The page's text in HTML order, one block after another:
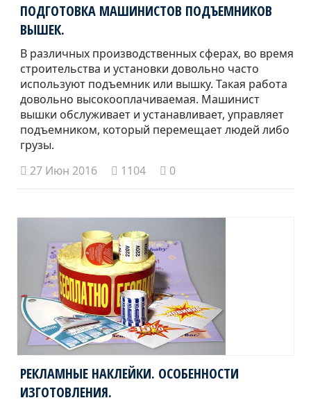
ПОДГОТОВКА МАШИНИСТОВ ПОДЪЕМНИКОВ
ВЫШЕК.
В различных производственных сферах, во время
строительства и установки довольно часто
используют подъемник или вышку. Такая работа
довольно высокооплачиваемая. Машинист
вышки обслуживает и устанавливает, управляет
подъемником, который перемещает людей либо
грузы.
27 Июн 2016
1104 0
РЕКЛАМНЫЕ НАКЛЕЙКИ. ОСОБЕННОСТИ
ИЗГОТОВЛЕНИЯ.